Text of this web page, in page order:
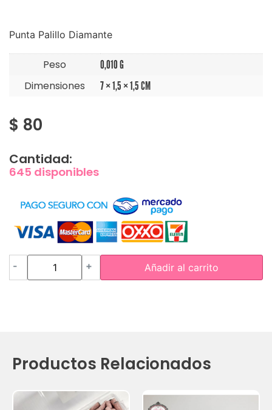
Punta Palillo Diamante
Peso 0,010 G
Dimensiones 7 × 1,5 × 1,5 CM
$ 80
Cantidad:
645 disponibles
- + Añadir al carrito
Productos Relacionados